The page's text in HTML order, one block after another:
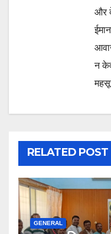
और
न
RELATED POST
GENERAL